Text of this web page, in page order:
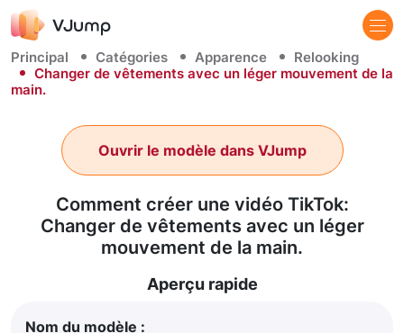
Principal Catégories Apparence
Relooking
Changer de vêtements avec un léger mouvement de la
main.
Comment créer une vidéo TikTok:
Changer de vêtements avec un léger
mouvement de la main.
Ouvrir le modèle dans VJump
Aperçu rapide
Nom du modèle :